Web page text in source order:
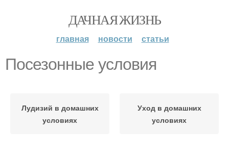
ДАЧНАЯ ЖИЗНЬ
главная новости статьи
Посезонные условия
Лудизий в домашних
условиях
Уход в домашних
условиях